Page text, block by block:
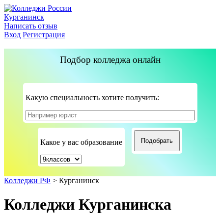
Курганинск
Написать отзыв
Вход Регистрация
Подбор колледжа онлайн
Какую специальность хотите получить:
Какое у вас образование
Колледжи РФ > Курганинск
Колледжи Курганинска